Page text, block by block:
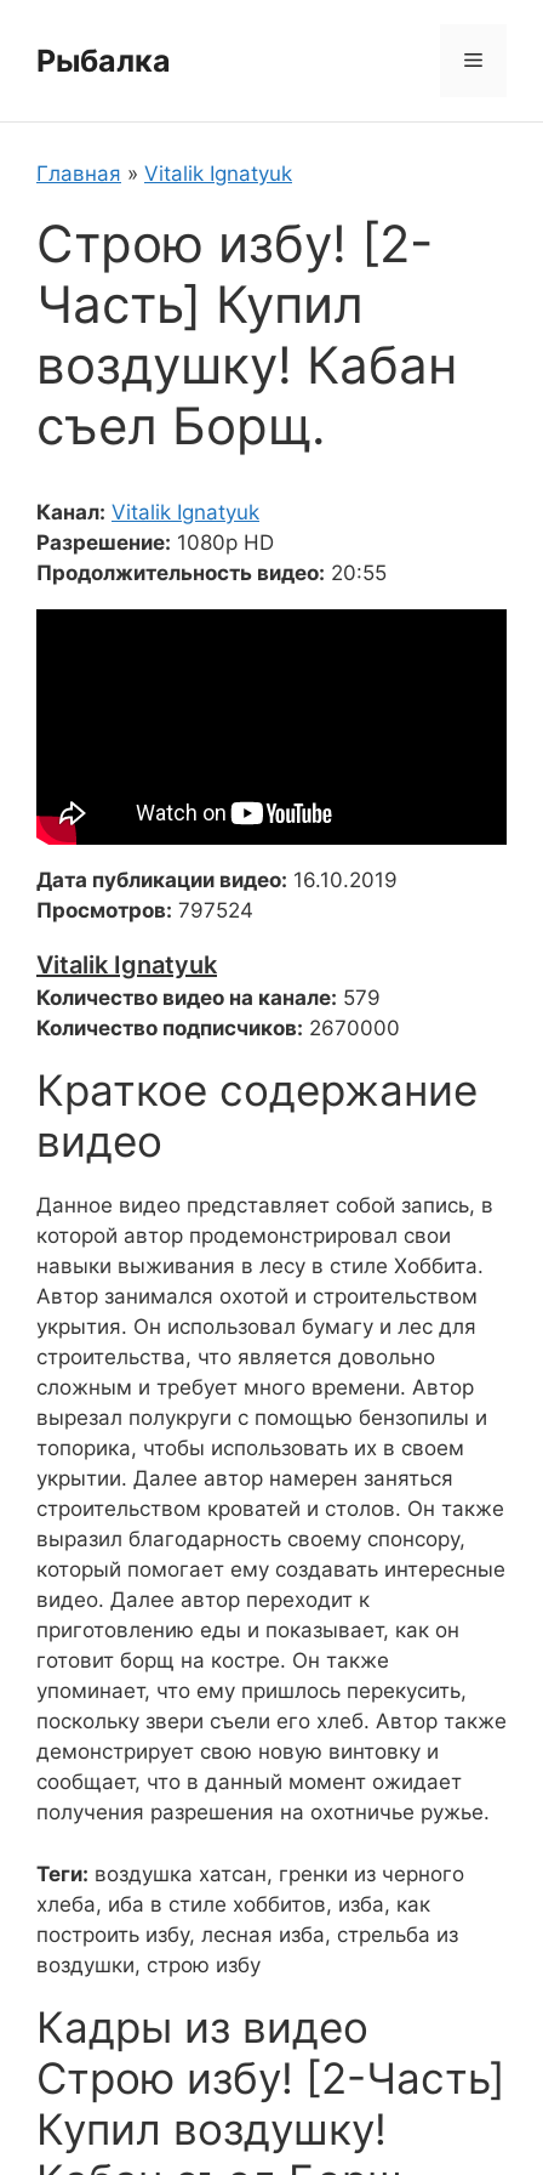
содержимому
Рыбалка Меню
Главная » Vitalik Ignatyuk
Строю избу! [2-
Часть] Купил
воздушку! Кабан
съел Борщ.
Канал: Vitalik Ignatyuk
Разрешение: 1080p HD
Продолжительность видео: 20:55
Дата публикации видео: 16.10.2019
Просмотров: 797524
Vitalik Ignatyuk
Количество видео на канале: 579
Количество подписчиков: 2670000
Краткое содержание
видео
Данное видео представляет собой запись, в
которой автор продемонстрировал свои
навыки выживания в лесу в стиле Хоббита.
Автор занимался охотой и строительством
укрытия. Он использовал бумагу и лес для
строительства, что является довольно
сложным и требует много времени. Автор
вырезал полукруги с помощью бензопилы и
топорика, чтобы использовать их в своем
укрытии. Далее автор намерен заняться
строительством кроватей и столов. Он также
выразил благодарность своему спонсору,
который помогает ему создавать интересные
видео. Далее автор переходит к
приготовлению еды и показывает, как он
готовит борщ на костре. Он также
упоминает, что ему пришлось перекусить,
поскольку звери съели его хлеб. Автор также
демонстрирует свою новую винтовку и
сообщает, что в данный момент ожидает
получения разрешения на охотничье ружье.
Теги: воздушка хатсан, гренки из черного
хлеба, иба в стиле хоббитов, изба, как
построить избу, лесная изба, стрельба из
воздушки, строю избу
Кадры из видео
Строю избу! [2-Часть]
Купил воздушку!